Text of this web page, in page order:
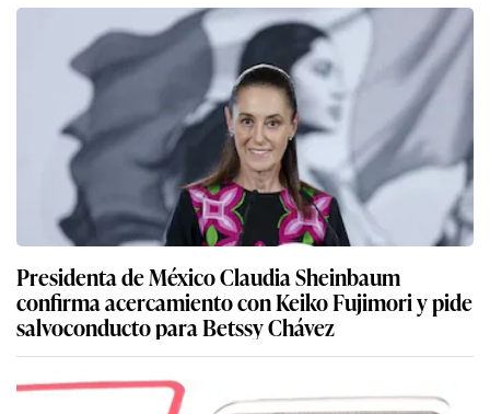
Presidenta de México Claudia Sheinbaum
confirma acercamiento con Keiko Fujimori y pide
salvoconducto para Betssy Chávez